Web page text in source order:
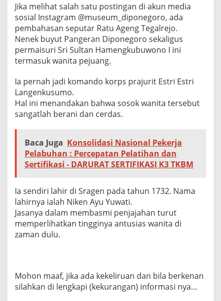
Jika melihat salah satu postingan di akun media
sosial Instagram @museum_diponegoro, ada
pembahasan seputar Ratu Ageng Tegalrejo.
Nenek buyut Pangeran Diponegoro sekaligus
permaisuri Sri Sultan Hamengkubuwono I ini
termasuk wanita pejuang.
Ia pernah jadi komando korps prajurit Estri Estri
Langenkusumo.
Hal ini menandakan bahwa sosok wanita tersebut
sangatlah berani dan cerdas.
Baca Juga Konsolidasi Nasional Pekerja
Pelabuhan : Percepatan Pelatihan dan
Sertifikasi - DARURAT SERTIFIKASI K3 TKBM
Ia sendiri lahir di Sragen pada tahun 1732. Nama
lahirnya ialah Niken Ayu Yuwati.
Jasanya dalam membasmi penjajahan turut
memperlihatkan tingginya antusias wanita di
zaman dulu.
Mohon maaf, jika ada kekeliruan dan bila berkenan
silahkan di lengkapi (kekurangan) informasi nya…